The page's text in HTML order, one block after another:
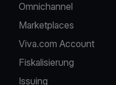
Omnichannel
Marketplaces
Viva.com Account
Fiskalisierung
Issuing